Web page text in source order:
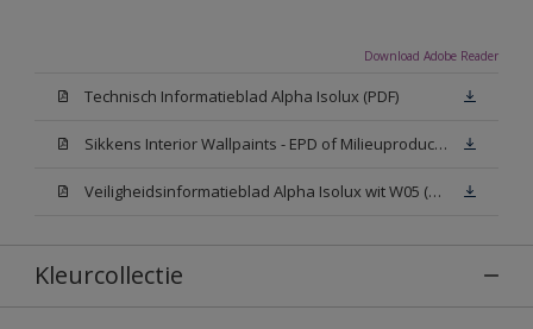
Download Adobe Reader
Technisch Informatieblad Alpha Isolux (PDF)
Sikkens Interior Wallpaints - EPD of Milieuproductverklaring
Veiligheidsinformatieblad Alpha Isolux wit W05 (SDS)
Kleurcollectie